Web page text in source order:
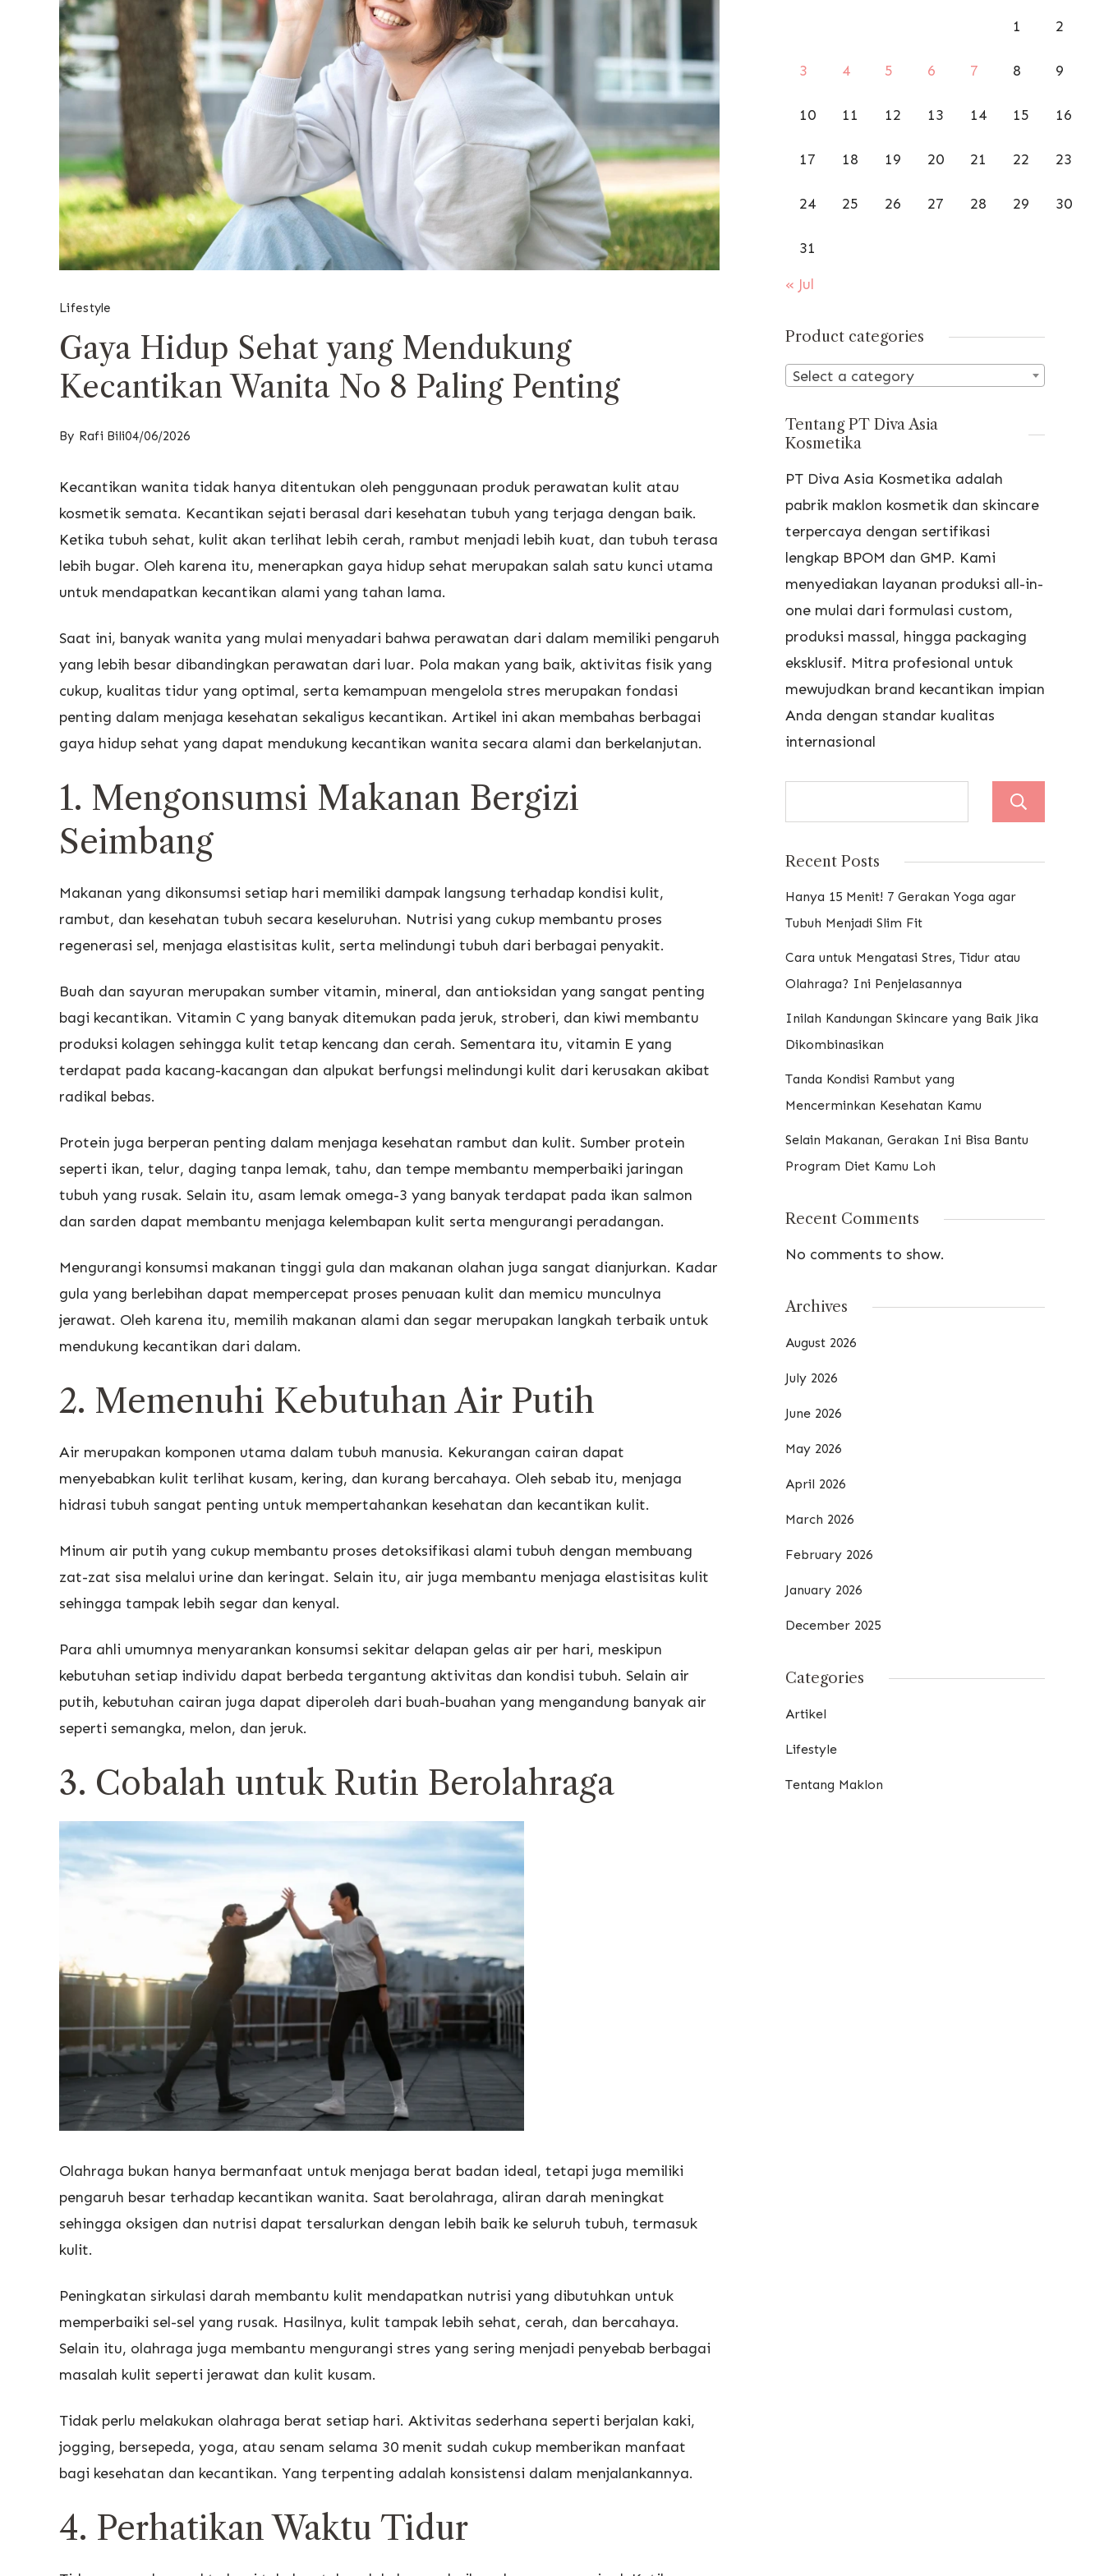
Lifestyle
Gaya Hidup Sehat yang Mendukung
Kecantikan Wanita No 8 Paling Penting
By Rafi Bili04/06/2026
Kecantikan wanita tidak hanya ditentukan oleh penggunaan produk perawatan kulit atau
kosmetik semata. Kecantikan sejati berasal dari kesehatan tubuh yang terjaga dengan baik.
Ketika tubuh sehat, kulit akan terlihat lebih cerah, rambut menjadi lebih kuat, dan tubuh terasa
lebih bugar. Oleh karena itu, menerapkan gaya hidup sehat merupakan salah satu kunci utama
untuk mendapatkan kecantikan alami yang tahan lama.
Saat ini, banyak wanita yang mulai menyadari bahwa perawatan dari dalam memiliki pengaruh
yang lebih besar dibandingkan perawatan dari luar. Pola makan yang baik, aktivitas fisik yang
cukup, kualitas tidur yang optimal, serta kemampuan mengelola stres merupakan fondasi
penting dalam menjaga kesehatan sekaligus kecantikan. Artikel ini akan membahas berbagai
gaya hidup sehat yang dapat mendukung kecantikan wanita secara alami dan berkelanjutan.
1. Mengonsumsi Makanan Bergizi
Seimbang
Makanan yang dikonsumsi setiap hari memiliki dampak langsung terhadap kondisi kulit,
rambut, dan kesehatan tubuh secara keseluruhan. Nutrisi yang cukup membantu proses
regenerasi sel, menjaga elastisitas kulit, serta melindungi tubuh dari berbagai penyakit.
Buah dan sayuran merupakan sumber vitamin, mineral, dan antioksidan yang sangat penting
bagi kecantikan. Vitamin C yang banyak ditemukan pada jeruk, stroberi, dan kiwi membantu
produksi kolagen sehingga kulit tetap kencang dan cerah. Sementara itu, vitamin E yang
terdapat pada kacang-kacangan dan alpukat berfungsi melindungi kulit dari kerusakan akibat
radikal bebas.
Protein juga berperan penting dalam menjaga kesehatan rambut dan kulit. Sumber protein
seperti ikan, telur, daging tanpa lemak, tahu, dan tempe membantu memperbaiki jaringan
tubuh yang rusak. Selain itu, asam lemak omega-3 yang banyak terdapat pada ikan salmon
dan sarden dapat membantu menjaga kelembapan kulit serta mengurangi peradangan.
Mengurangi konsumsi makanan tinggi gula dan makanan olahan juga sangat dianjurkan. Kadar
gula yang berlebihan dapat mempercepat proses penuaan kulit dan memicu munculnya
jerawat. Oleh karena itu, memilih makanan alami dan segar merupakan langkah terbaik untuk
mendukung kecantikan dari dalam.
2. Memenuhi Kebutuhan Air Putih
Air merupakan komponen utama dalam tubuh manusia. Kekurangan cairan dapat
menyebabkan kulit terlihat kusam, kering, dan kurang bercahaya. Oleh sebab itu, menjaga
hidrasi tubuh sangat penting untuk mempertahankan kesehatan dan kecantikan kulit.
Minum air putih yang cukup membantu proses detoksifikasi alami tubuh dengan membuang
zat-zat sisa melalui urine dan keringat. Selain itu, air juga membantu menjaga elastisitas kulit
sehingga tampak lebih segar dan kenyal.
Para ahli umumnya menyarankan konsumsi sekitar delapan gelas air per hari, meskipun
kebutuhan setiap individu dapat berbeda tergantung aktivitas dan kondisi tubuh. Selain air
putih, kebutuhan cairan juga dapat diperoleh dari buah-buahan yang mengandung banyak air
seperti semangka, melon, dan jeruk.
3. Cobalah untuk Rutin Berolahraga
Olahraga bukan hanya bermanfaat untuk menjaga berat badan ideal, tetapi juga memiliki
pengaruh besar terhadap kecantikan wanita. Saat berolahraga, aliran darah meningkat
sehingga oksigen dan nutrisi dapat tersalurkan dengan lebih baik ke seluruh tubuh, termasuk
kulit.
Peningkatan sirkulasi darah membantu kulit mendapatkan nutrisi yang dibutuhkan untuk
memperbaiki sel-sel yang rusak. Hasilnya, kulit tampak lebih sehat, cerah, dan bercahaya.
Selain itu, olahraga juga membantu mengurangi stres yang sering menjadi penyebab berbagai
masalah kulit seperti jerawat dan kulit kusam.
Tidak perlu melakukan olahraga berat setiap hari. Aktivitas sederhana seperti berjalan kaki,
jogging, bersepeda, yoga, atau senam selama 30 menit sudah cukup memberikan manfaat
bagi kesehatan dan kecantikan. Yang terpenting adalah konsistensi dalam menjalankannya.
4. Perhatikan Waktu Tidur
1 2
3 4 5 6 7 8 9
10 11 12 13 14 15 16
17 18 19 20 21 22 23
24 25 26 27 28 29 30
31
« Jul
Product categories
Select a category
Tentang PT Diva Asia
Kosmetika
PT Diva Asia Kosmetika adalah
pabrik maklon kosmetik dan skincare
terpercaya dengan sertifikasi
lengkap BPOM dan GMP. Kami
menyediakan layanan produksi all-in-
one mulai dari formulasi custom,
produksi massal, hingga packaging
eksklusif. Mitra profesional untuk
mewujudkan brand kecantikan impian
Anda dengan standar kualitas
internasional
Recent Posts
Hanya 15 Menit! 7 Gerakan Yoga agar
Tubuh Menjadi Slim Fit
Cara untuk Mengatasi Stres, Tidur atau
Olahraga? Ini Penjelasannya
Inilah Kandungan Skincare yang Baik Jika
Dikombinasikan
Tanda Kondisi Rambut yang
Mencerminkan Kesehatan Kamu
Selain Makanan, Gerakan Ini Bisa Bantu
Program Diet Kamu Loh
Recent Comments
No comments to show.
Archives
August 2026
July 2026
June 2026
May 2026
April 2026
March 2026
February 2026
January 2026
December 2025
Categories
Artikel
Lifestyle
Tentang Maklon